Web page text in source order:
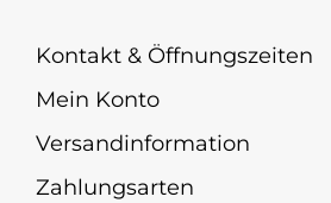
Kontakt & Öffnungszeiten
Mein Konto
Versandinformation
Zahlungsarten